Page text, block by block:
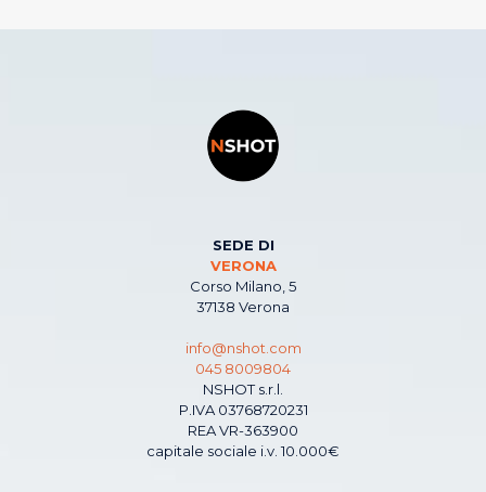
SEDE DI
VERONA
Corso Milano, 5
37138 Verona
info@nshot.com
045 8009804
NSHOT s.r.l.
P.IVA 03768720231
REA VR-363900
capitale sociale i.v. 10.000€